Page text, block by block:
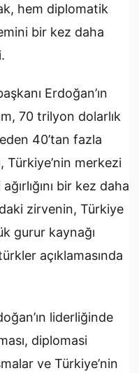
hem diplomatik
bir kez daha
Erdoğan’ın
70 trilyon dolarlık
40’tan fazla
Türkiye’nin merkezi
bir kez daha
zirvenin, Türkiye
gurur kaynağı
açıklamasında
liderliğinde
diplomasi
ve Türkiye’nin